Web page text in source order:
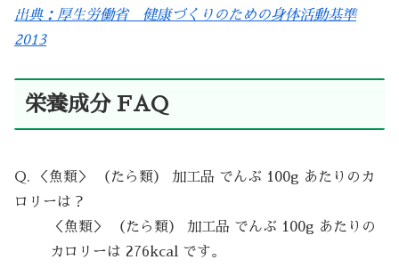
出典：厚生労働省 健康づくりのための身体活動基準
2013
栄養成分 FAQ
Q. ＜魚類＞ （たら類） 加工品 でんぶ 100g あたりのカ
ロリーは？
＜魚類＞ （たら類） 加工品 でんぶ 100g あたりの
カロリーは 276kcal です。